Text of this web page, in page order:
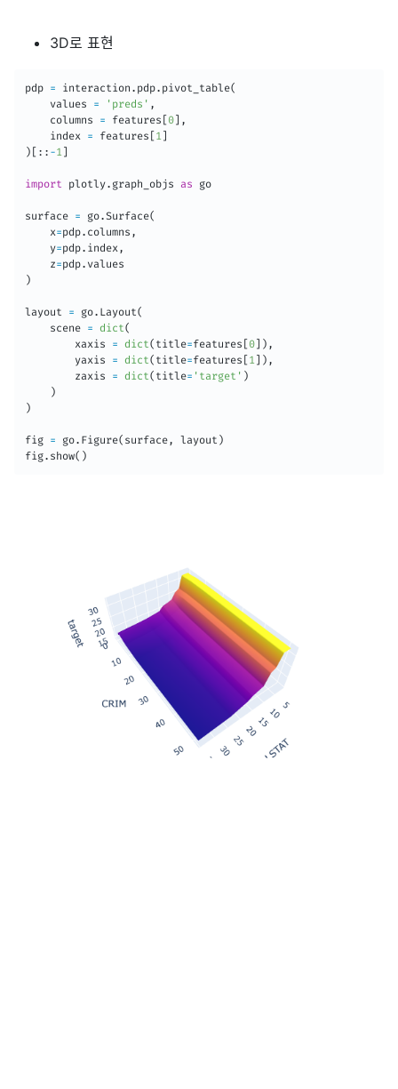
3D로 표현
pdp = interaction . pdp. pivot_table(
    values
= 'preds' ,
    columns
= features [0] ,
    index
= features [1 ]
) [ : : -1 ]
import plotly. graph_objs as go
surface = go. Surface(
    x
=pdp. columns ,
    y
=pdp. index ,
    z
=pdp.
)
layout = go. Layout(
    scene
= dict(
        xaxis
= dict( title=features [0] ) ,
        yaxis
= dict( title=features [1 ] ) ,
        zaxis
= dict( title= 'target' )
)
)
fig = go. Figure( surface, layout )
fig. show( )